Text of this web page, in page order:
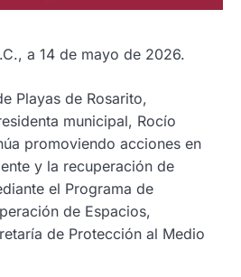
a 14 de mayo de 2026.
Playas de Rosarito,
municipal, Rocío
promoviendo acciones en
y la recuperación de
el Programa de
de Espacios,
de Protección al Medio